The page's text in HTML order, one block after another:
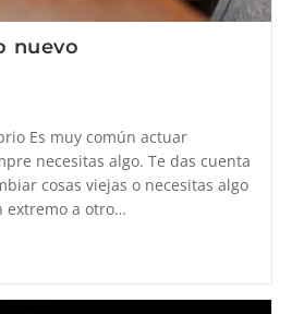
nuevo
Es muy común actuar
necesitas algo. Te das cuenta
cosas viejas o necesitas algo
extremo a otro…